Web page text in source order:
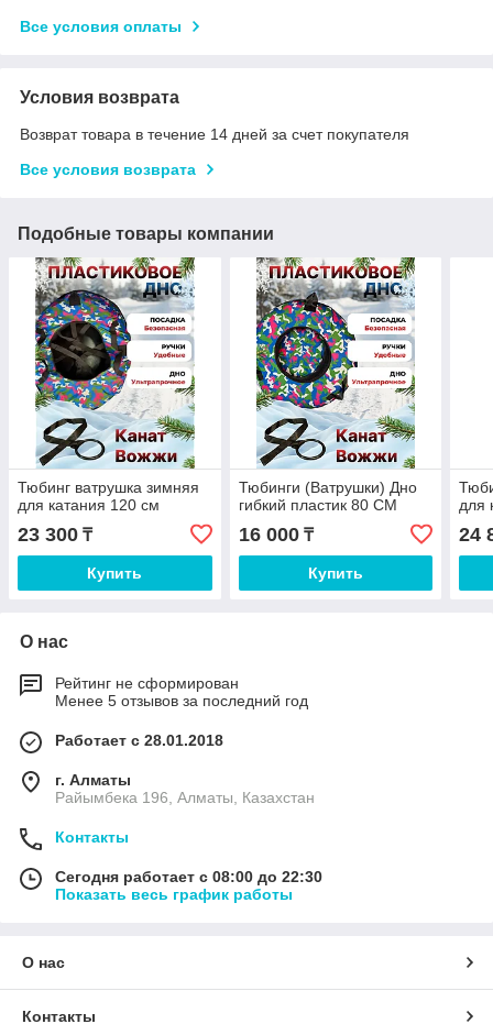
Все условия оплаты
Условия возврата
Возврат товара в течение 14 дней за счет покупателя
Все условия возврата
Подобные товары компании
Тюбинг ватрушка зимняя
для катания 120 см
23 300 ₸
Купить
Тюбинги (Ватрушки) Дно
гибкий пластик 80 СМ
16 000₸
Купить
для
24
О нас
Рейтинг не сформирован
Менее 5 отзывов за последний год
Работает с 28.01.2018
г. Алматы
Райымбека 196, Алматы, Казахстан
Контакты
Сегодня работает с 08:00 до 22:30
Показать весь график работы
О нас
Контакты